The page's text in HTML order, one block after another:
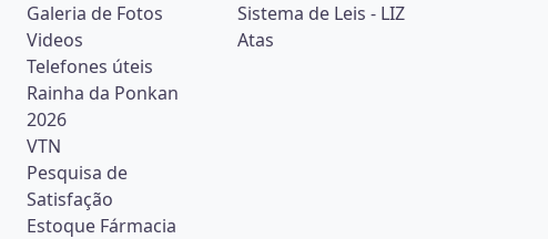
Galeria de Fotos
Videos
Telefones úteis
Rainha da Ponkan
2026
VTN
Pesquisa de
Satisfação
Estoque Fármacia
Sistema de Leis - LIZ
Atas